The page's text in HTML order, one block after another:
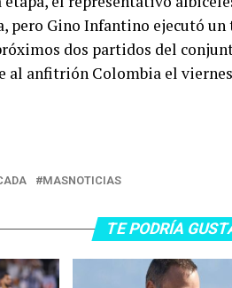
pero Gino Infantino ejecutó
dos partidos del
al anfitrión Colombia el viernes
MASNOTICIAS
TE PODRÍA